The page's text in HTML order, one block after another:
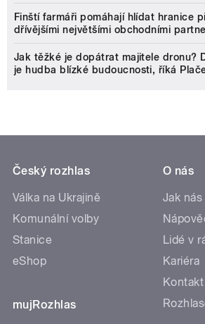
Finští farmáři pomáhají hlídat hranice
dřívějšími největšími obchodními
Jak těžké je dopátrat majitele dronu?
je hudba blízké budoucnosti, říká
Český rozhlas
Válka na Ukrajině
Komunální volby
Stanice
eShop
mujRozhlas
O nás
Jak nás
Lidé v
Kariéra
Kontakt